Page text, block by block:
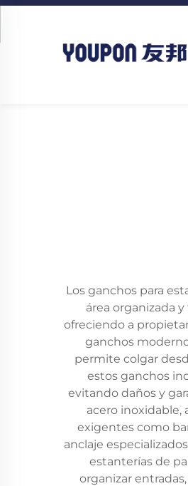
Los ganchos para
área organizada
ofreciendo a
ganchos
permite colgar
estos ganchos
evitando daños y
acero inoxidable,
exigentes como
anclaje
estanterías de
organizar